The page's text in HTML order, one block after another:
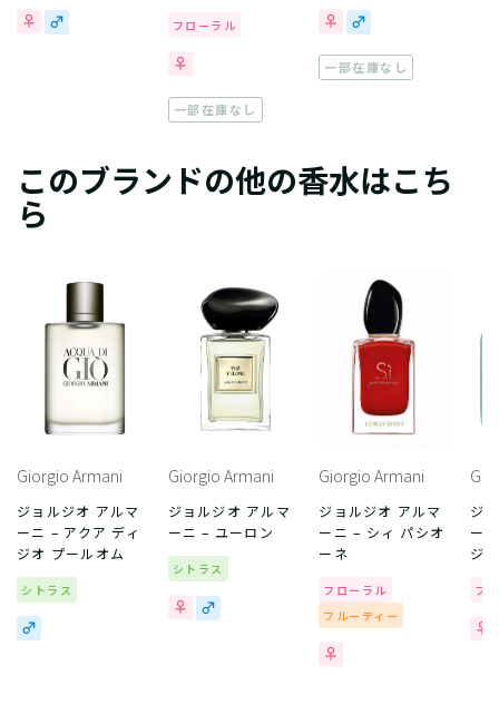
フローラル
一部在庫なし
一部在庫なし
このブランドの他の香水はこち
ら
Giorgio Armani
ジョルジオ アルマ
ーニ – アクア ディ
ジオ プールオム
シトラス
Giorgio Armani
ジョルジオ アルマ
ーニ – ユーロン
シトラス
Giorgio Armani
ジョルジオ アルマ
ーニ – シィ パシオ
ーネ
フローラル
フルーティー
ジ
ー
ジオ
フ